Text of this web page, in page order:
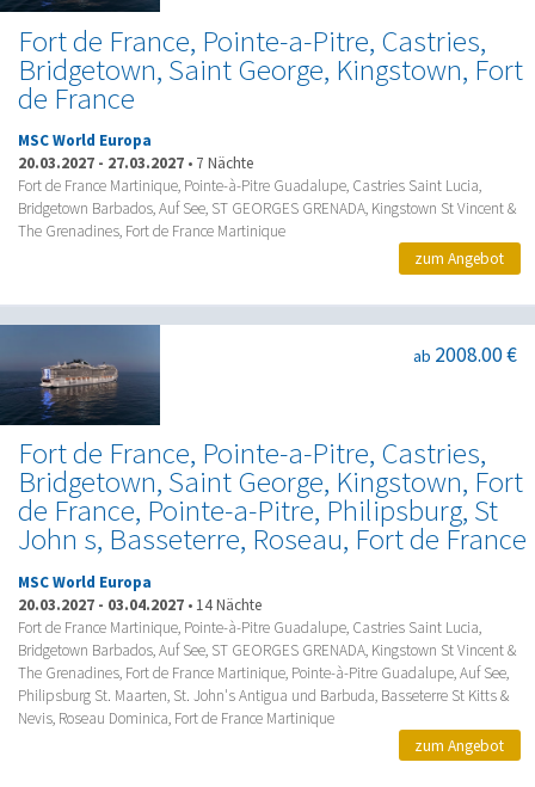
Fort de France, Pointe-a-Pitre, Castries,
Bridgetown, Saint George, Kingstown, Fort
de France
MSC World Europa
20.03.2027 - 27.03.2027 • 7 Nächte
Fort de France Martinique, Pointe-à-Pitre Guadalupe, Castries Saint Lucia,
Bridgetown Barbados, Auf See, ST GEORGES GRENADA, Kingstown St Vincent &
The Grenadines, Fort de France Martinique
zum Angebot
Fort de France, Pointe-a-Pitre, Castries,
Bridgetown, Saint George, Kingstown, Fort
de France, Pointe-a-Pitre, Philipsburg, St
John s, Basseterre, Roseau, Fort de France
ab 2008.00 €
MSC World Europa
20.03.2027 - 03.04.2027 • 14 Nächte
Fort de France Martinique, Pointe-à-Pitre Guadalupe, Castries Saint Lucia,
Bridgetown Barbados, Auf See, ST GEORGES GRENADA, Kingstown St Vincent &
The Grenadines, Fort de France Martinique, Pointe-à-Pitre Guadalupe, Auf See,
Philipsburg St. Maarten, St. John's Antigua und Barbuda, Basseterre St Kitts &
Nevis, Roseau Dominica, Fort de France Martinique
zum Angebot